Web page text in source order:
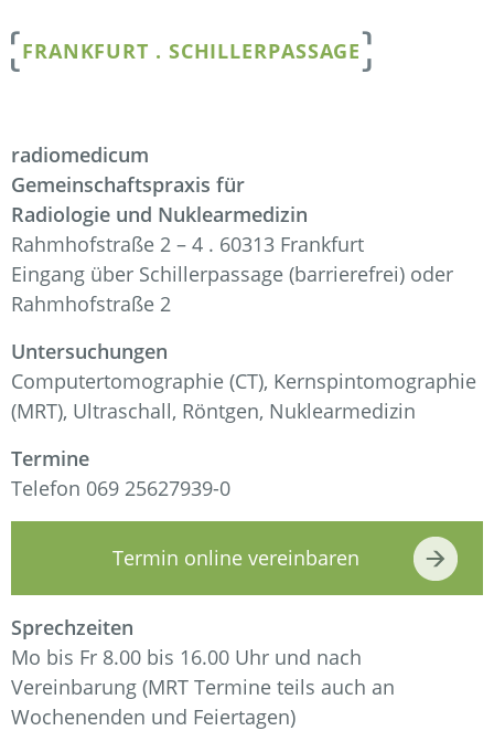
FRANKFURT . SCHILLERPASSAGE
radiomedicum
Gemeinschaftspraxis für
Radiologie und Nuklearmedizin
Rahmhofstraße 2 – 4 . 60313 Frankfurt
Eingang über Schillerpassage (barrierefrei) oder
Rahmhofstraße 2
Untersuchungen
Computertomographie (CT), Kernspintomographie
(MRT), Ultraschall, Röntgen, Nuklearmedizin
Termine
Telefon 069 25627939-0
Termin online vereinbaren
Sprechzeiten
Mo bis Fr 8.00 bis 16.00 Uhr und nach
Vereinbarung (MRT Termine teils auch an
Wochenenden und Feiertagen)